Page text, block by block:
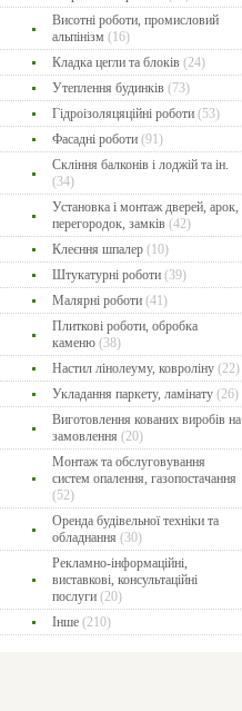
Висотні роботи, промисловий
альпінізм (16)
Кладка цегли та блоків (24)
Утеплення будинків (73)
Гідроізоляцяційні роботи (53)
Фасадні роботи (91)
Скління балконів і лоджій та ін.
(34)
Установка і монтаж дверей, арок,
перегородок, замків (42)
Клеєння шпалер (10)
Штукатурні роботи (39)
Малярні роботи (41)
Плиткові роботи, обробка
каменю (38)
Настил лінолеуму, ковроліну (22)
Укладання паркету, ламінату (26)
Виготовлення кованих виробів на
замовлення (20)
Монтаж та обслуговування
систем опалення, газопостачання
(52)
Оренда будівельної техніки та
обладнання (30)
Рекламно-інформаційні,
виставкові, консультаційні
послуги (20)
Інше (210)